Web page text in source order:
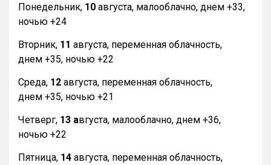
Понедельник, 10 августа, малооблачно, днем +33,
ночью +24
Вторник, 11 августа, переменная облачность,
днем +35, ночью +22
Среда, 12 августа, переменная облачность,
днем +35, ночью +21
Четверг, 13 августа, малооблачно, днем +36,
ночью +22
Пятница, 14 августа, переменная облачность,